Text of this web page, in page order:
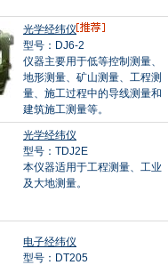
光学经纬仪
型号：DJ6-2
仪器主要用于低等控制测量、
地形测量、矿山测量、工程测
量、施工过程中的导线测量和
建筑施工测量等。
光学经纬仪
型号：TDJ2E
本仪器适用于工程测量、工业
及大地测量。
电子经纬仪
型号：DT205